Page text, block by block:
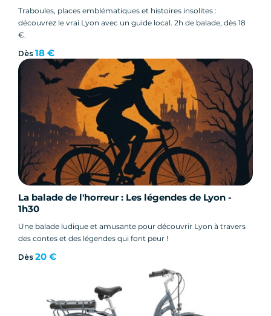
Traboules, places emblématiques et histoires insolites :
découvrez le vrai Lyon avec un guide local. 2h de balade, dès 18
€.
Dès 18 €
La balade de l'horreur : Les légendes de Lyon -
1h30
Une balade ludique et amusante pour découvrir Lyon à travers
des contes et des légendes qui font peur !
Dès 20 €